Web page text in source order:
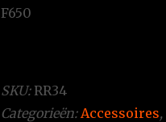
F650
SKU: RR34
Categorieën: Accessoires,